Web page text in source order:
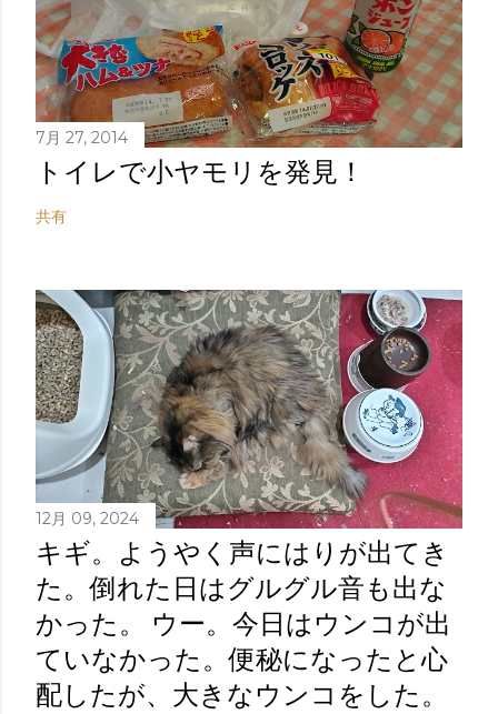
7月 27, 2014
トイレで小ヤモリを発見！
共有
12月 09, 2024
キギ。ようやく声にはりが出てき
た。倒れた日はグルグル音も出な
かった。 ウー。今日はウンコが出
ていなかった。便秘になったと心
配したが、大きなウンコをした。